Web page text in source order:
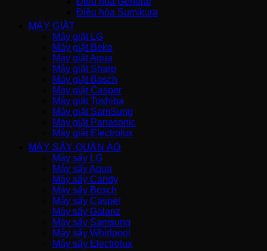
Điều hòa Sumikura
MÁY GIẶT
Máy giặt LG
Máy giặt Beko
Máy giặt Aqua
Máy giặt Sharp
Máy giặt Bosch
Máy giặt Casper
Máy giặt Toshiba
Máy giặt SamSung
Máy giặt Panasonic
Máy giặt Electrolux
MÁY SẤY QUẦN ÁO
Máy sấy LG
Máy sấy Aqua
Máy sấy Candy
Máy sấy Bosch
Máy sấy Casper
Máy sấy Galanz
Máy sấy Samsung
Máy sấy Whirlpool
Máy sấy Electrolux